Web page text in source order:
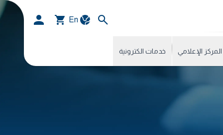
En
المركز الإعلامي خدمات الكترونية